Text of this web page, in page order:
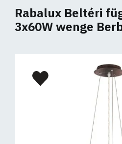
Rabalux Beltéri
3x60W wenge